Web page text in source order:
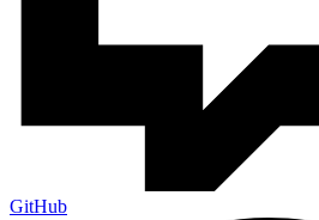
GitHub